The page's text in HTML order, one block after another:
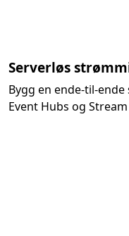
Serverløs
Bygg en ende-til-
Event Hubs og